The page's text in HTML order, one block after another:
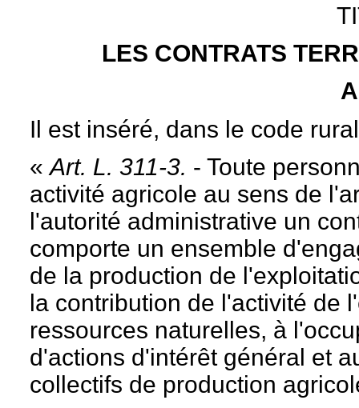
LES CONTRATS
Il est inséré, dans le code
«Art. L. 311-3. - Toute
activité agricole au sens de
l'autorité administrative un
comporte un ensemble
de la production de
la contribution de l'activité de
ressources naturelles, à
d'actions d'intérêt général et
collectifs de production